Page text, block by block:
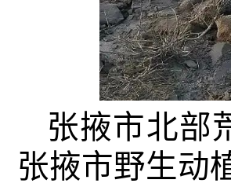
张掖市北部
张掖市野生动